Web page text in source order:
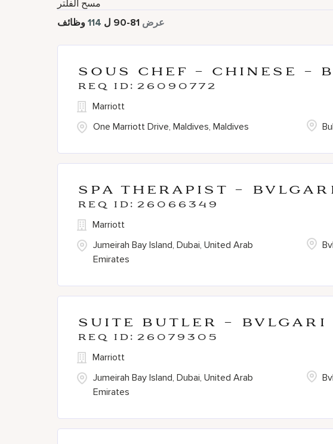
مسح الفلتر
عرض 81
-
90 ل 114 وظائف
Sous Chef - Chinese -
26090772
One Marriott Drive, Maldives, Maldives
Marriott
Spa Therapist -
26066349
Jumeirah Bay Island, Dubai, United Arab
Emirates
Marriott
Suite Butler -
26079305
Jumeirah Bay Island, Dubai, United Arab
Emirates
Marriott